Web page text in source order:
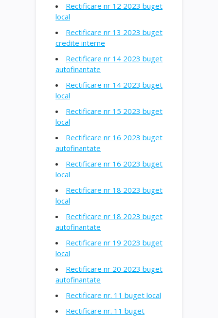
Rectificare nr 12 2023 buget
local
Rectificare nr 13 2023 buget
credite interne
Rectificare nr 14 2023 buget
autofinantate
Rectificare nr 14 2023 buget
local
Rectificare nr 15 2023 buget
local
Rectificare nr 16 2023 buget
autofinantate
Rectificare nr 16 2023 buget
local
Rectificare nr 18 2023 buget
local
Rectificare nr 18 2023 buget
autofinantate
Rectificare nr 19 2023 buget
local
Rectificare nr 20 2023 buget
autofinantate
Rectificare nr. 11 buget local
Rectificare nr. 11 buget